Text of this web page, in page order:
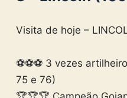
Visita de hoje –
⚽⚽⚽ 3 vezes
75 e 76)